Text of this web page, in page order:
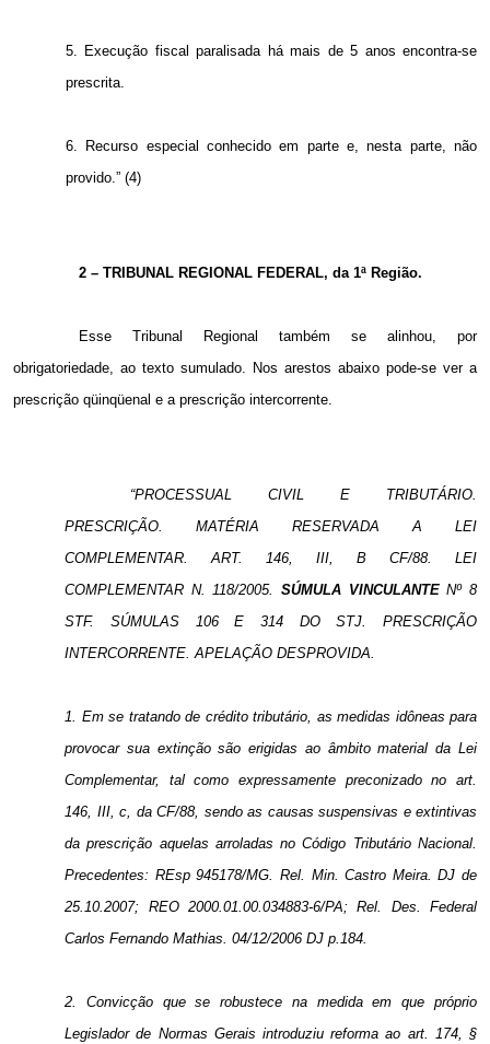
5. Execução fiscal paralisada há mais de 5 anos encontra-se
prescrita.
6. Recurso especial conhecido em parte e, nesta parte, não
provido.” (4)
2 – TRIBUNAL REGIONAL FEDERAL, da 1ª Região.
Esse Tribunal Regional também se alinhou, por
obrigatoriedade, ao texto sumulado. Nos arestos abaixo pode-se ver a
prescrição qüinqüenal e a prescrição intercorrente.
“PROCESSUAL CIVIL E TRIBUTÁRIO.
PRESCRIÇÃO. MATÉRIA RESERVADA A LEI
COMPLEMENTAR. ART. 146, III, B CF/88. LEI
COMPLEMENTAR N. 118/2005.SÚMULA VINCULANTENº 8
STF. SÚMULAS 106 E 314 DO STJ. PRESCRIÇÃO
INTERCORRENTE. APELAÇÃO DESPROVIDA.
1. Em se tratando de crédito tributário, as medidas idôneas para
provocar sua extinção são erigidas ao âmbito material da Lei
Complementar, tal como expressamente preconizado no art.
146, III, c, da CF/88, sendo as causas suspensivas e extintivas
da prescrição aquelas arroladas no Código Tributário Nacional.
Precedentes: REsp 945178/MG. Rel. Min. Castro Meira. DJ de
25.10.2007; REO 2000.01.00.034883-6/PA; Rel. Des. Federal
Carlos Fernando Mathias. 04/12/2006 DJ p.184.
2. Convicção que se robustece na medida em que próprio
Legislador de Normas Gerais introduziu reforma ao art. 174, §